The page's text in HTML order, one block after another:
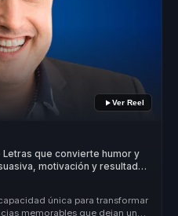
Ver Reel
que convierte humor y
motivación y resultados
única para transformar
memorables que dejan una